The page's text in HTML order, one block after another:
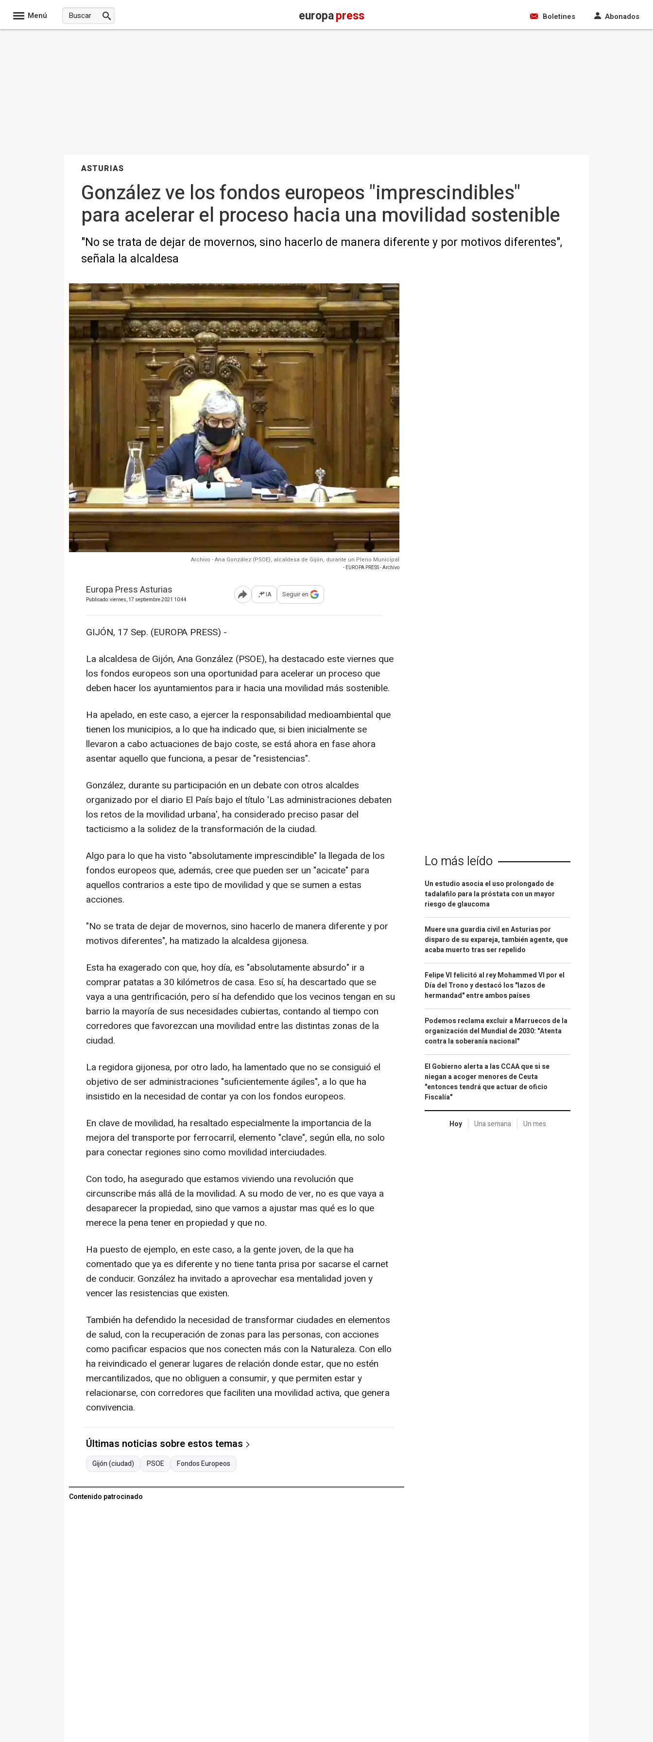
Menú europapress Boletines Abonados
ASTURIAS
González ve los fondos europeos "imprescindibles"
para acelerar el proceso hacia una movilidad sostenible
"No se trata de dejar de movernos, sino hacerlo de manera diferente y por motivos diferentes",
señala la alcaldesa
Archivo - Ana González (PSOE), alcaldesa de Gijón, durante un Pleno Municipal
- EUROPA PRESS - Archivo
Europa Press Asturias
Publicado: viernes, 17 septiembre 2021 10:44 Abrir opciones para compartir
IA Seguir en
GIJÓN, 17 Sep. (EUROPA PRESS) -
La alcaldesa de Gijón, Ana González (PSOE), ha destacado este viernes que
los fondos europeos son una oportunidad para acelerar un proceso que
deben hacer los ayuntamientos para ir hacia una movilidad más sostenible.
Ha apelado, en este caso, a ejercer la responsabilidad medioambiental que
tienen los municipios, a lo que ha indicado que, si bien inicialmente se
llevaron a cabo actuaciones de bajo coste, se está ahora en fase ahora
asentar aquello que funciona, a pesar de "resistencias".
González, durante su participación en un debate con otros alcaldes
organizado por el diario El País bajo el título 'Las administraciones debaten
los retos de la movilidad urbana', ha considerado preciso pasar del
tacticismo a la solidez de la transformación de la ciudad.
Algo para lo que ha visto "absolutamente imprescindible" la llegada de los
fondos europeos que, además, cree que pueden ser un "acicate" para
aquellos contrarios a este tipo de movilidad y que se sumen a estas
acciones.
"No se trata de dejar de movernos, sino hacerlo de manera diferente y por
motivos diferentes", ha matizado la alcaldesa gijonesa.
Esta ha exagerado con que, hoy día, es "absolutamente absurdo" ir a
comprar patatas a 30 kilómetros de casa. Eso sí, ha descartado que se
vaya a una gentrificación, pero sí ha defendido que los vecinos tengan en su
barrio la mayoría de sus necesidades cubiertas, contando al tiempo con
corredores que favorezcan una movilidad entre las distintas zonas de la
ciudad.
La regidora gijonesa, por otro lado, ha lamentado que no se consiguió el
objetivo de ser administraciones "suficientemente ágiles", a lo que ha
insistido en la necesidad de contar ya con los fondos europeos.
En clave de movilidad, ha resaltado especialmente la importancia de la
mejora del transporte por ferrocarril, elemento "clave", según ella, no solo
para conectar regiones sino como movilidad interciudades.
Con todo, ha asegurado que estamos viviendo una revolución que
circunscribe más allá de la movilidad. A su modo de ver, no es que vaya a
desaparecer la propiedad, sino que vamos a ajustar mas qué es lo que
merece la pena tener en propiedad y que no.
Ha puesto de ejemplo, en este caso, a la gente joven, de la que ha
comentado que ya es diferente y no tiene tanta prisa por sacarse el carnet
de conducir. González ha invitado a aprovechar esa mentalidad joven y
vencer las resistencias que existen.
También ha defendido la necesidad de transformar ciudades en elementos
de salud, con la recuperación de zonas para las personas, con acciones
como pacificar espacios que nos conecten más con la Naturaleza. Con ello
ha reivindicado el generar lugares de relación donde estar, que no estén
mercantilizados, que no obliguen a consumir, y que permiten estar y
relacionarse, con corredores que faciliten una movilidad activa, que genera
convivencia.
Últimas noticias sobre estos temas
Gijón (ciudad) PSOE Fondos Europeos
Contenido patrocinado
Lo más leído
Un estudio asocia el uso prolongado de
tadalafilo para la próstata con un mayor
riesgo de glaucoma
Muere una guardia civil en Asturias por
disparo de su expareja, también agente, que
acaba muerto tras ser repelido
Felipe VI felicitó al rey Mohammed VI por el
Día del Trono y destacó los "lazos de
hermandad" entre ambos países
Podemos reclama excluir a Marruecos de la
organización del Mundial de 2030: "Atenta
contra la soberanía nacional"
El Gobierno alerta a las CCAA que si se
niegan a acoger menores de Ceuta
"entonces tendrá que actuar de oficio
Fiscalía"
Hoy Una semana Un mes